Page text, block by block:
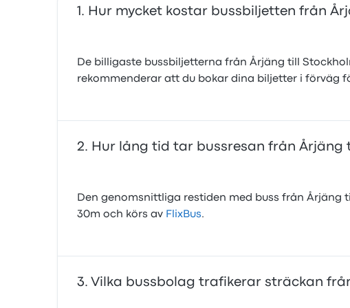
Hur mycket kostar bussbiljetten från
De billigaste bussbiljetterna från Årjäng till
rekommenderar att du bokar dina biljetter i förväg
Hur lång tid tar bussresan från Årjäng
Den genomsnittliga restiden med buss från Årjäng
30m och körs av FlixBus.
Vilka bussbolag trafikerar sträckan